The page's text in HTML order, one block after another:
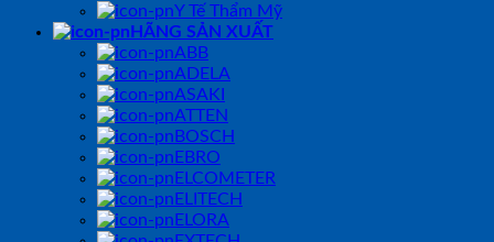
Y Tế Thẩm Mỹ
HÃNG SẢN XUẤT
ABB
ADELA
ASAKI
ATTEN
BOSCH
EBRO
ELCOMETER
ELITECH
ELORA